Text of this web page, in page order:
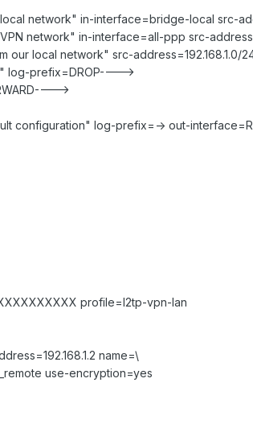
network" in-interface=bridge-local src-
network" in-interface=all-ppp src-
our local network" src-address=192.168.1.0/
log-prefix=DROP---->
>
configuration" log-prefix=-> out-
profile=l2tp-vpn-lan
name=\
use-encryption=yes